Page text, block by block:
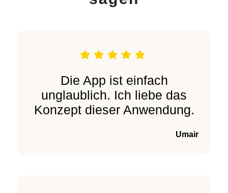
Die App ist einfach
unglaublich. Ich liebe das
Konzept dieser Anwendung.
Umair